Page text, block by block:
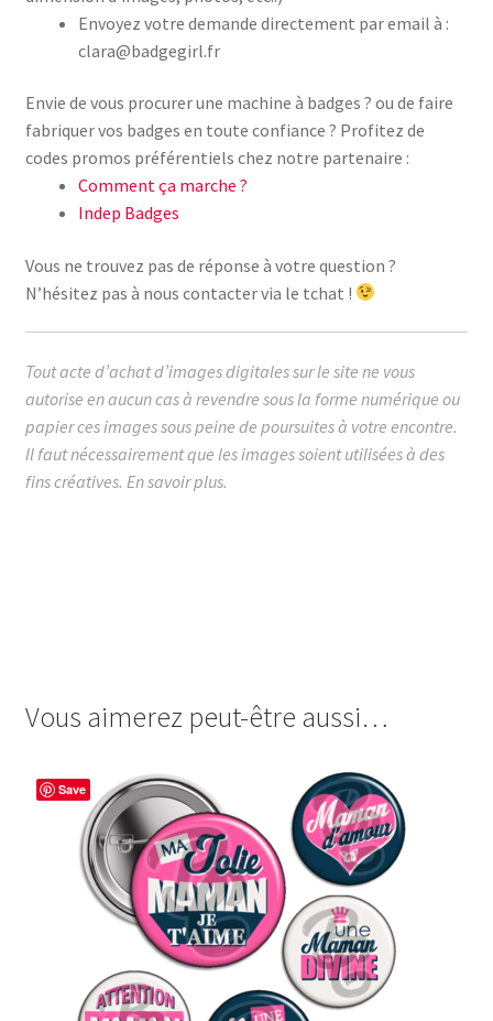
Envoyez votre demande directement par email à :
clara@badgegirl.fr
Envie de vous procurer une machine à badges ? ou de faire
fabriquer vos badges en toute confiance ? Profitez de
codes promos préférentiels chez notre partenaire :
Comment ça marche ?
Indep Badges
Vous ne trouvez pas de réponse à votre question ?
N’hésitez pas à nous contacter via le tchat !
Tout acte d’achat d’images digitales sur le site ne vous
autorise en aucun cas à revendre sous la forme numérique ou
papier ces images sous peine de poursuites à votre encontre.
Il faut nécessairement que les images soient utilisées à des
fins créatives. En savoir plus.
Vous aimerez peut-être aussi…
Save